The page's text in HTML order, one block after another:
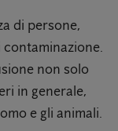
di persone,
non solo
in generale,
e gli animali.